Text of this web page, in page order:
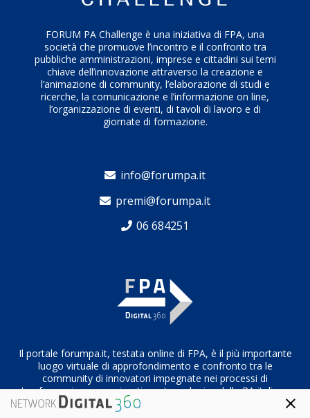
FORUM PA Challenge è una iniziativa di FPA, una
società che promuove l’incontro e il confronto tra
pubbliche amministrazioni, imprese e cittadini sui temi
chiave dell’innovazione attraverso la creazione e
l’animazione di community, l’elaborazione di studi e
ricerche, la comunicazione e l’informazione on line,
l’organizzazione di eventi, di tavoli di lavoro e di
giornate di formazione.
info@forumpa.it
premi@forumpa.it
06 684251
Il portale forumpa.it, testata online di FPA, è il più importante
luogo virtuale di approfondimento e confronto tra le
community di innovatori impegnate nei processi di
trasformazione organizzativa e tecnologica della PA italiana